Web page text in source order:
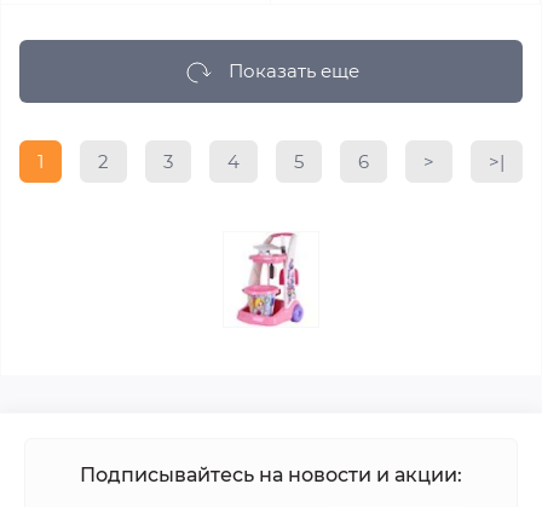
Показать еще
1 2 3 4 5 6 > >|
Подписывайтесь на новости и акции: